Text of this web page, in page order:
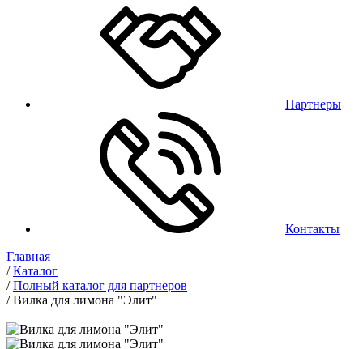
Партнеры
Контакты
Главная
/Каталог
/Полный каталог для партнеров
/Вилка для лимона "Элит"